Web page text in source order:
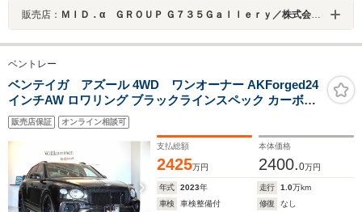
販売店： ＭＩＤ．α ＧＲＯＵＰ Ｇ７３５Ｇａｌｌｅｒｙ／株式会社ＭＩＤネットワーク
ベントレー
ベンテイガ アズール 4WD ワンオーナー AKForged24
インチAW ロワリング ブラックラインスペック カーボン
ファイバーインテリアトリム ツーリングスペック コンフ
ォートスペック マリナードライビングスペック ムードラ
イティングスペック
販売店保証 オンライン相談可
支払総額
2425万円
本体価格
2400.0万円
年式 2023年 走行 1.0万km
車検
車検整備付 修復
なし